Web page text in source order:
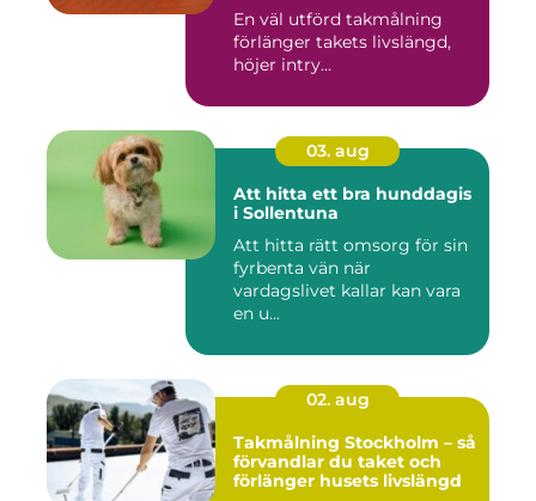
En väl utförd takmålning
förlänger takets livslängd,
höjer intry...
03. aug
Att hitta ett bra hunddagis
i Sollentuna
Att hitta rätt omsorg för sin
fyrbenta vän när
vardagslivet kallar kan vara
en u...
02. aug
Takmålning Stockholm – så
förvandlar du taket och
förlänger husets livslängd